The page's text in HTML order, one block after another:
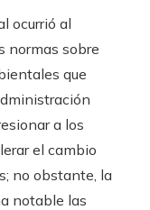
ocurrió al
normas sobre
que
a los
el cambio
no obstante, la
notable las